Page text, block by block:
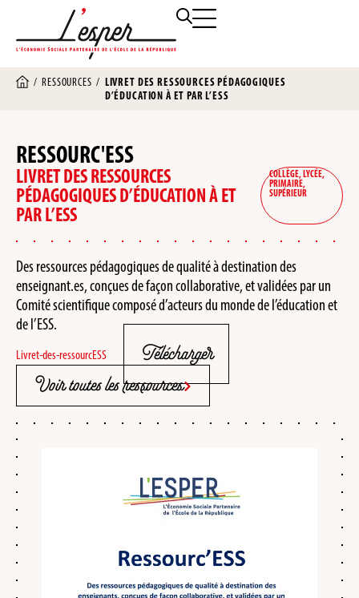
/RESSOURCES / LIVRET DES RESSOURCES PÉDAGOGIQUES
D’ÉDUCATION À ET PAR L’ESS
RESSOURC'ESS
LIVRET DES RESSOURCES
PÉDAGOGIQUES D’ÉDUCATION À ET
PAR L’ESS
COLLÈGE, LYCÉE,
PRIMAIRE,
SUPÉRIEUR
Des ressources pédagogiques de qualité à destination des
enseignant.es, conçues de façon collaborative, et validées par un
Comité scientifique composé d’acteurs du monde de l’éducation et
de l’ESS.
Livret-des-ressourcESS Télécharger
Voir toutes les ressources